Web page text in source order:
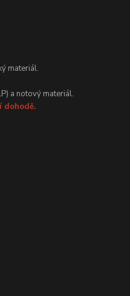
materiál.
a notový materiál.
dohodě.